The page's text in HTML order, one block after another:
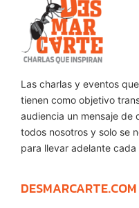
Las charlas y eventos
tienen como objetivo
audiencia un mensaje de
todos nosotros y solo se
para llevar adelante
DESMARCARTE.COM